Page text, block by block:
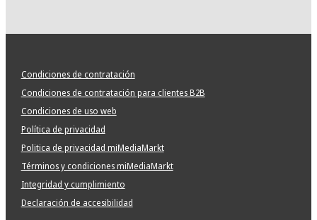
Condiciones de contratación
Condiciones de contratación para clientes B2B
Condiciones de uso web
Política de privacidad
Politica de privacidad miMediaMarkt
Términos y condiciones miMediaMarkt
Integridad y cumplimiento
Declaración de accesibilidad